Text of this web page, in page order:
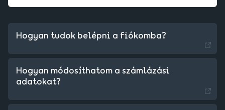
Hogyan tudok belépni a fiókomba?
Hogyan módosíthatom a számlázási
adatokat?